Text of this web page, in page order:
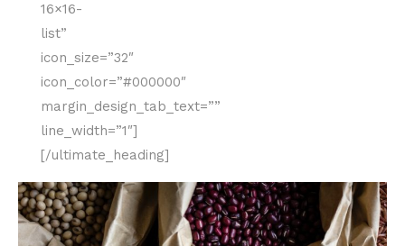
16×16-
list”
icon_size=”32″
icon_color=”#000000″
margin_design_tab_text=””
line_width=”1″]
[/ultimate_heading]